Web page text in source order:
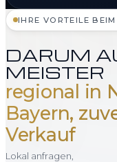
IHRE VORTEILE
DARUM
MEISTER
regional in
Bayern,
Verkauf
Lokal anfragen,